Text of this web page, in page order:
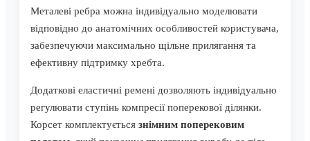
Металеві ребра можна індивідуально моделювати
відповідно до анатомічних особливостей користувача,
забезпечуючи максимально щільне прилягання та
ефективну підтримку хребта.
Додаткові еластичні ремені дозволяють індивідуально
регулювати ступінь компресії поперекової ділянки.
Корсет комплектується знімним поперековим